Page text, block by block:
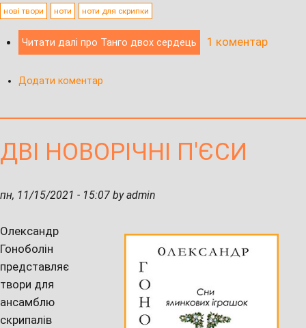
нові твори ноти ноти для скрипки
Читати далі про Танго двох сердець 1 коментар
Додати коментар
ДВІ НОВОРІЧНІ П'ЄСИ
пн, 11/15/2021 - 15:07 by admin
Олександр
Гоноболін
представляє
твори для
ансамблю
скрипалів